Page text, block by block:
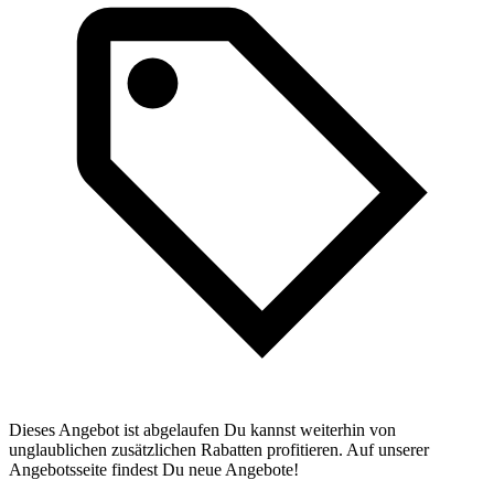
Dieses Angebot ist abgelaufen Du kannst weiterhin von
unglaublichen zusätzlichen Rabatten profitieren. Auf unserer
Angebotsseite findest Du neue Angebote!